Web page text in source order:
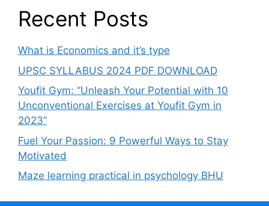
Recent Posts
What is Economics and it’s type
UPSC SYLLABUS 2024 PDF DOWNLOAD
Youfit Gym: ”Unleash Your Potential with 10
Unconventional Exercises at Youfit Gym in
2023”
Fuel Your Passion: 9 Powerful Ways to Stay
Motivated
Maze learning practical in psychology BHU